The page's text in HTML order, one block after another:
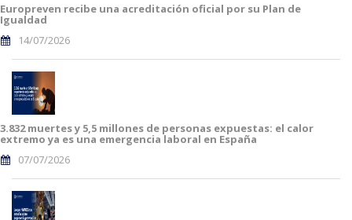
Europreven recibe una acreditación oficial por su Plan de
Igualdad
14/07/2026
3.832 muertes y 5,5 millones de personas expuestas: el calor
extremo ya es una emergencia laboral en España
07/07/2026